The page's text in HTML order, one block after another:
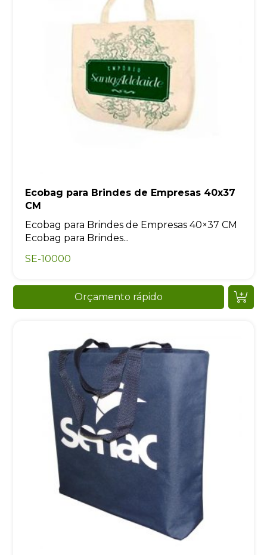
Ecobag para Brindes de Empresas 40x37
CM
Ecobag para Brindes de Empresas 40×37 CM
Ecobag para Brindes...
SE-10000
Orçamento rápido